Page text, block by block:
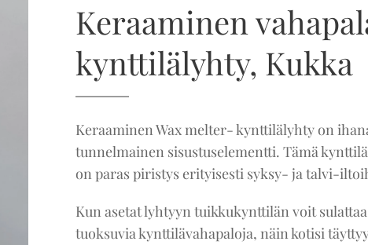
Keraaminen
kynttilälyhty, Kukka
Keraaminen Wax melter- kynttilälyhty on
tunnelmainen sisustuselementti. Tämä
on paras piristys erityisesti syksy- ja talvi-
Kun asetat lyhtyyn tuikkukynttilän voit
tuoksuvia kynttilävahapaloja, näin kotisi